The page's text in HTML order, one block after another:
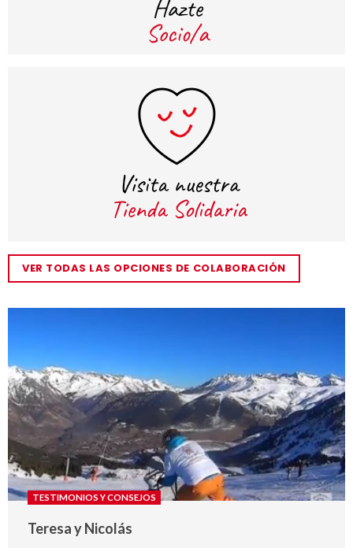
TESTIMONIOS Y CONSEJOS
Teresa y Nicolás
VER TODAS LAS OPCIONES DE COLABORACIÓN